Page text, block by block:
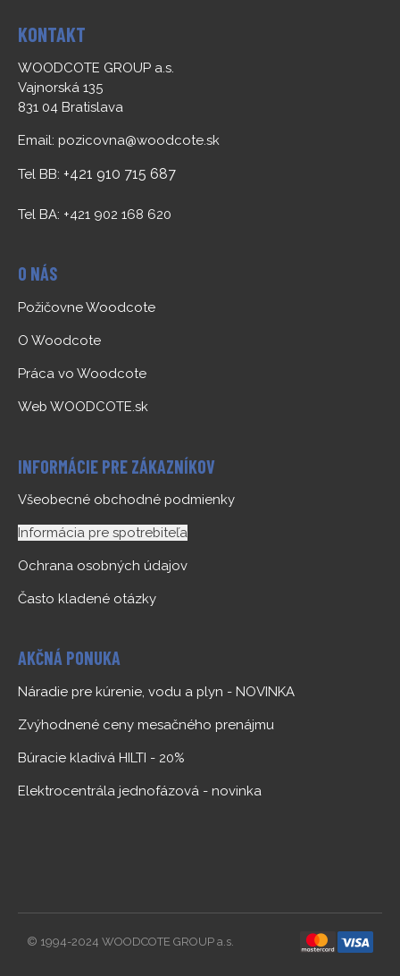
KONTAKT
WOODCOTE GROUP a.s.
Vajnorská 135
831 04 Bratislava
Email: pozicovna@woodcote.sk
Tel BB: +421 910 715 687
Tel BA: +421 902 168 620
O NÁS
Požičovne Woodcote
O Woodcote
Práca vo Woodcote
Web WOODCOTE.sk
INFORMÁCIE PRE ZÁKAZNÍKOV
Všeobecné obchodné podmienky
Informácia pre spotrebiteľa
Ochrana osobných údajov
Často kladené otázky
AKČNÁ PONUKA
Náradie pre kúrenie, vodu a plyn - NOVINKA
Zvýhodnené ceny mesačného prenájmu
Búracie kladivá HILTI - 20%
Elektrocentrála jednofázová - novinka
© 1994-2024 WOODCOTE GROUP a.s.